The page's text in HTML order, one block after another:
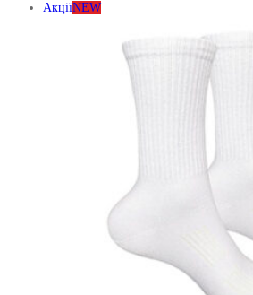
АкціїNEW